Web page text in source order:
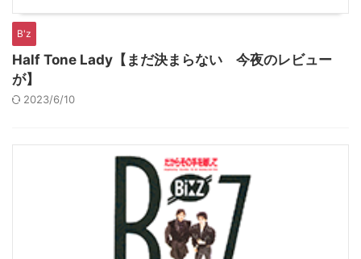
B'z
Half Tone Lady【まだ決まらない 今夜のレビュー
が】
2023/6/10